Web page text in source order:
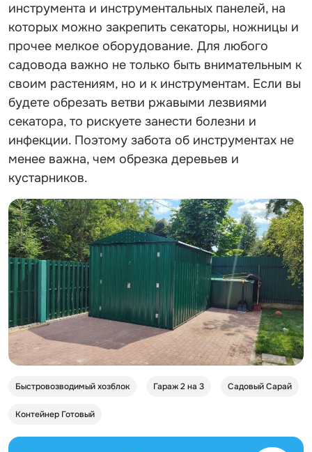
инструмента и инструментальных панелей, на
которых можно закрепить секаторы, ножницы и
прочее мелкое оборудование. Для любого
садовода важно не только быть внимательным к
своим растениям, но и к инструментам. Если вы
будете обрезать ветви ржавыми лезвиями
секатора, то рискуете занести болезни и
инфекции. Поэтому забота об инструментах не
менее важна, чем обрезка деревьев и
кустарников.
Быстровозводимый хозблок Гараж 2 на 3 Садовый Сарай
Контейнер Готовый